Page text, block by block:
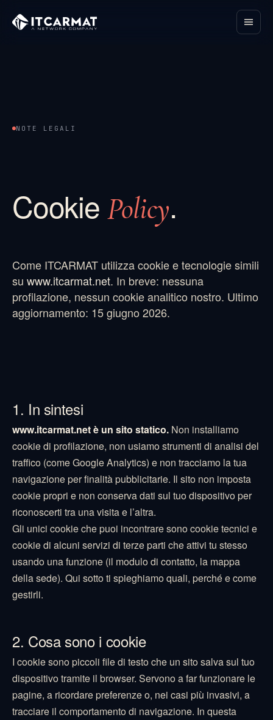
NOTE LEGALI
Cookie Policy.
Come ITCARMAT utilizza cookie e tecnologie simili
su www.itcarmat.net. In breve: nessuna
profilazione, nessun cookie analitico nostro. Ultimo
aggiornamento: 15 giugno 2026.
1. In sintesi
www.itcarmat.net è un sito statico. Non installiamo
cookie di profilazione, non usiamo strumenti di analisi del
traffico (come Google Analytics) e non tracciamo la tua
navigazione per finalità pubblicitarie. Il sito non imposta
cookie propri e non conserva dati sul tuo dispositivo per
riconoscerti tra una visita e l’altra.
Gli unici cookie che puoi incontrare sono cookie tecnici e
cookie di alcuni servizi di terze parti che attivi tu stesso
usando una funzione (il modulo di contatto, la mappa
della sede). Qui sotto ti spieghiamo quali, perché e come
gestirli.
2. Cosa sono i cookie
I cookie sono piccoli file di testo che un sito salva sul tuo
dispositivo tramite il browser. Servono a far funzionare le
pagine, a ricordare preferenze o, nei casi più invasivi, a
tracciare il comportamento di navigazione. In questa